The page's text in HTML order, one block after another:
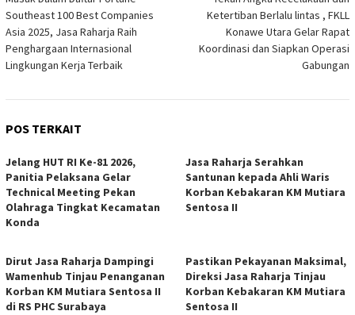
pos
Southeast 100 Best Companies
Asia 2025, Jasa Raharja Raih
Penghargaan Internasional
Lingkungan Kerja Terbaik
Ketertiban Berlalu lintas , FKLL
Konawe Utara Gelar Rapat
Koordinasi dan Siapkan Operasi
Gabungan
POS TERKAIT
Jelang HUT RI Ke-81 2026,
Panitia Pelaksana Gelar
Technical Meeting Pekan
Olahraga Tingkat Kecamatan
Konda
Jasa Raharja Serahkan
Santunan kepada Ahli Waris
Korban Kebakaran KM Mutiara
Sentosa II
Dirut Jasa Raharja Dampingi
Wamenhub Tinjau Penanganan
Korban KM Mutiara Sentosa II
di RS PHC Surabaya
Pastikan Pekayanan Maksimal,
Direksi Jasa Raharja Tinjau
Korban Kebakaran KM Mutiara
Sentosa II